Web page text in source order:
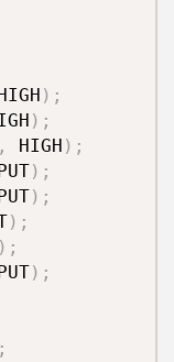
) ;
) ;
, HIGH ) ;
) ;
) ;
) ;
) ;
) ;
;